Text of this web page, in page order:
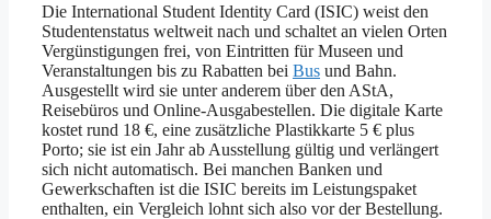
Die International Student Identity Card (ISIC) weist den
Studentenstatus weltweit nach und schaltet an vielen Orten
Vergünstigungen frei, von Eintritten für Museen und
Veranstaltungen bis zu Rabatten bei Bus und Bahn.
Ausgestellt wird sie unter anderem über den AStA,
Reisebüros und Online-Ausgabestellen. Die digitale Karte
kostet rund 18 €, eine zusätzliche Plastikkarte 5 € plus
Porto; sie ist ein Jahr ab Ausstellung gültig und verlängert
sich nicht automatisch. Bei manchen Banken und
Gewerkschaften ist die ISIC bereits im Leistungspaket
enthalten, ein Vergleich lohnt sich also vor der Bestellung.